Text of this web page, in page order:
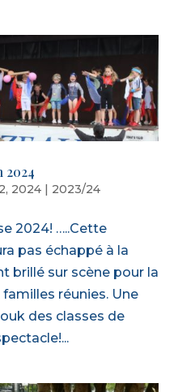
2024
2024| 2023/24
2024! …..Cette
pas échappé à la
brillé sur scène pour la
réunies. Une
des classes de